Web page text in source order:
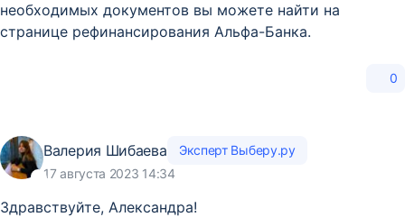
необходимых документов вы можете найти на
странице рефинансирования Альфа-Банка.
0
Валерия Шибаева
Эксперт Выберу.ру
17 августа 2023 14:34
Здравствуйте, Александра!